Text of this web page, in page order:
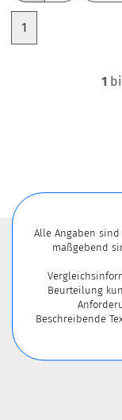
1
1
Alle Angaben
maßgebend
Beurteilung
Beschreibende